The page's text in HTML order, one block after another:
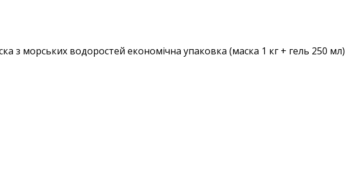
з морських водоростей економічна упаковка (маска 1 кг + гель 250 мл)